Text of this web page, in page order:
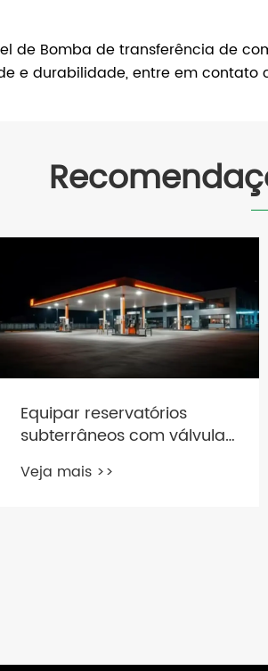
de Bomba de transferência de
e durabilidade, entre em contato
Equipar reservatórios
subterrâneos com válvulas
Veja mais >>